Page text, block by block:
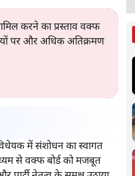
करने का प्रस्ताव वक्फ
पर और अधिक अतिक्रमण
में संशोधन का स्वागत
से वक्फ बोर्ड को मजबूत